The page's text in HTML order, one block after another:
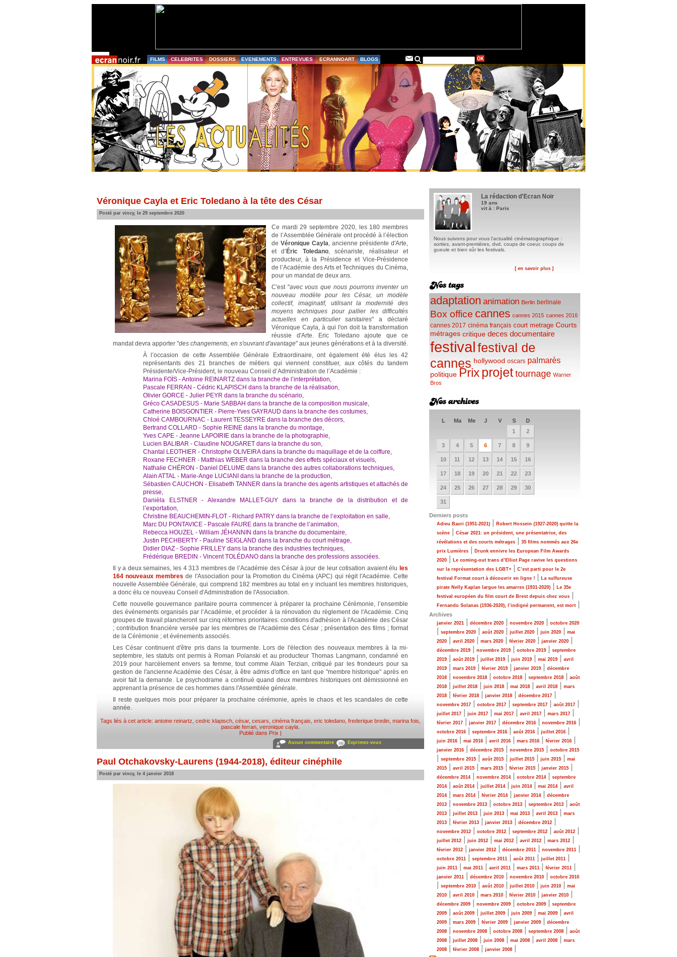
FILMS CELEBRITES DOSSIERS EVENEMENTS ENTREVUES ECRANNOART BLOGS
Véronique Cayla et Eric Toledano à la tête des César
Posté par vincy, le 29 septembre 2020
Ce mardi 29 septembre 2020, les 180 membres
de l’Assemblée Générale ont procédé à l’élection
de Véronique Cayla, ancienne présidente d'Arte,
et d’ Éric Toledano, scénariste, réalisateur et
producteur, à la Présidence et Vice-Présidence
de l’Académie des Arts et Techniques du Cinéma,
pour un mandat de deux ans.
C'est "avec vous que nous pourrons inventer un
nouveau modèle pour les César, un modèle
collectif, imaginatif, utilisant la modernité des
moyens techniques pour pallier les difficultés
actuelles en particulier sanitaires" a déclaré
Véronique Cayla, à qui l'on doit la transformation
réussie d'Arte. Eric Toledano ajoute que ce
mandat devra apporter "des changements, en s'ouvrant d'avantage" aux jeunes générations et à la diversité.
À l’occasion de cette Assemblée Générale Extraordinaire, ont également été élus les 42
représentants des 21 branches de métiers qui viennent constituer, aux côtés du tandem
Présidente/Vice-Président, le nouveau Conseil d’Administration de l’Académie :
Marina FOÏS - Antoine REINARTZ dans la branche de l’interprétation,
Pascale FERRAN - Cédric KLAPISCH dans la branche de la réalisation,
Olivier GORCE - Julier PEYR dans la branche du scénario,
Gréco CASADESUS - Marie SABBAH dans la branche de la composition musicale,
Catherine BOISGONTIER - Pierre-Yves GAYRAUD dans la branche des costumes,
Chloé CAMBOURNAC - Laurent TESSEYRE dans la branche des décors,
Bertrand COLLARD - Sophie REINE dans la branche du montage,
Yves CAPE - Jeanne LAPOIRIE dans la branche de la photographie,
Lucien BALIBAR - Claudine NOUGARET dans la branche du son,
Chantal LEOTHIER - Christophe OLIVEIRA dans la branche du maquillage et de la coiffure,
Roxane FECHNER - Matthias WEBER dans la branche des effets spéciaux et visuels,
Nathalie CHÉRON - Daniel DELUME dans la branche des autres collaborations techniques,
Alain ATTAL - Marie-Ange LUCIANI dans la branche de la production,
Sébastien CAUCHON - Elisabeth TANNER dans la branche des agents artistiques et attachés de
presse,
Danièla ELSTNER - Alexandre MALLET-GUY dans la branche de la distribution et de
l’exportation,
Christine BEAUCHEMIN-FLOT - Richard PATRY dans la branche de l’exploitation en salle,
Marc DU PONTAVICE - Pascale FAURE dans la branche de l’animation,
Rebecca HOUZEL - William JÉHANNIN dans la branche du documentaire,
Justin PECHBERTY - Pauline SEIGLAND dans la branche du court métrage,
Didier DIAZ - Sophie FRILLEY dans la branche des industries techniques,
Frédérique BREDIN - Vincent TOLÉDANO dans la branche des professions associées.
Il y a deux semaines, les 4 313 membres de l’Académie des César à jour de leur cotisation avaient élu les
164 nouveaux membres de l'Association pour la Promotion du Cinéma (APC) qui régit l'Académie. Cette
nouvelle Assemblée Générale, qui comprend 182 membres au total en y incluant les membres historiques,
a donc élu ce nouveau Conseil d'Administration de l'Association.
Cette nouvelle gouvernance paritaire pourra commencer à préparer la prochaine Cérémonie, l’ensemble
des événements organisés par l’Académie, et procéder à la rénovation du règlement de l'Académie. Cinq
groupes de travail plancheront sur cinq réformes prioritaires: conditions d'adhésion à l'Académie des César
; contribution financière versée par les membres de l'Académie des César ; présentation des films ; format
de la Cérémonie ; et événements associés.
Les César continuent d'être pris dans la tourmente. Lors de l'élection des nouveaux membres à la mi-
septembre, les statuts ont permis à Roman Polanski et au producteur Thomas Langmann, condamné en
2019 pour harcèlement envers sa femme, tout comme Alain Terzian, critiqué par les frondeurs pour sa
gestion de l'ancienne Académie des César, à être admis d'office en tant que "membre historique" après en
avoir fait la demande. Le psychodrame a continué quand deux membres historiques ont démissionné en
apprenant la présence de ces hommes dans l'Assemblée générale.
Il reste quelques mois pour préparer la prochaine cérémonie, après le chaos et les scandales de cette
année.
Tags liés à cet article: antoine reinartz cedric klapisch césar, cesars cinéma français eric toledano frederique bredin marina fois
pascale ferran veronique cayla
Publié dans Prix |
Aucun commentaire Exprimez-vous
Paul Otchakovsky-Laurens (1944-2018), éditeur cinéphile
Posté par vincy, le 4 janvier 2018
La rédaction d'Ecran Noir
19 ans
vit à : Paris
Nous suivons pour vous l'actualité cinématographique :
sorties, avant-premières, dvd, coups de coeur, coups de
gueule et bien sûr les festivals.
[ en savoir plus ]
adaptation animation Berlin berlinale
Box office cannes cannes 2015 cannes 2016
cannes 2017 cinéma français court metrage Courts
métrages critique deces documentaire
festivalfestival de
cannes hollywood oscars palmarès
politique Prixprojet tournage Warner
Bros
L Ma Me J V S
D
1
2
3 4 5 6 7 8 9
10 11 12 13 14 15 16
17 18 19 20 21 22 23
24 25 26 27 28 29 30
31
Derniers posts
Adieu Bacri (1951-2021)
Robert Hossein (1927-2020) quitte la
scène
César 2021: un président, une présentatrice, des
révélations et des courts métrages
35 films nommés aux 26e
prix Lumières
Drunk ennivre les European Film Awards
2020
Le coming-out trans d’Elliot Page ravive les questions
sur la représentation des LGBT+
C’est parti pour le 2e
festival Format court à découvrir en ligne !
La sulfureuse
pirate Nelly Kaplan largue les amarres (1931-2020)
Le 35e
festival européen du film court de Brest depuis chez vous
Fernando Solanas (1936-2020), l’indigné permanent, est mort
Archives
janvier 2021 décembre 2020 novembre 2020 octobre 2020
septembre 2020 août 2020 juillet 2020 juin 2020
mai
2020
avril 2020 mars 2020 février 2020 janvier 2020
décembre 2019 novembre 2019 octobre 2019
septembre
2019
août 2019 juillet 2019 juin 2019 mai 2019
avril
2019
mars 2019 février 2019 janvier 2019
décembre
2018
novembre 2018 octobre 2018 septembre 2018
août
2018
juillet 2018 juin 2018 mai 2018 avril 2018
mars
2018
février 2018 janvier 2018 décembre 2017
novembre 2017 octobre 2017 septembre 2017 août 2017
juillet 2017 juin 2017 mai 2017 avril 2017 mars 2017
février 2017 janvier 2017 décembre 2016 novembre 2016
octobre 2016 septembre 2016 août 2016 juillet 2016
juin 2016 mai 2016 avril 2016 mars 2016 février 2016
janvier 2016 décembre 2015 novembre 2015 octobre 2015
septembre 2015 août 2015 juillet 2015 juin 2015
mai
2015
avril 2015 mars 2015 février 2015 janvier 2015
décembre 2014 novembre 2014 octobre 2014
septembre
2014
août 2014 juillet 2014 juin 2014 mai 2014
avril
2014
mars 2014 février 2014 janvier 2014
décembre
2013
novembre 2013 octobre 2013 septembre 2013
août
2013
juillet 2013 juin 2013 mai 2013 avril 2013
mars
2013
février 2013 janvier 2013 décembre 2012
novembre 2012 octobre 2012 septembre 2012 août 2012
juillet 2012 juin 2012 mai 2012 avril 2012 mars 2012
février 2012 janvier 2012 décembre 2011 novembre 2011
octobre 2011 septembre 2011 août 2011 juillet 2011
juin 2011 mai 2011 avril 2011 mars 2011 février 2011
janvier 2011 décembre 2010 novembre 2010 octobre 2010
septembre 2010 août 2010 juillet 2010 juin 2010
mai
2010
avril 2010 mars 2010 février 2010 janvier 2010
décembre 2009 novembre 2009 octobre 2009
septembre
2009
août 2009 juillet 2009 juin 2009 mai 2009
avril
2009
mars 2009 février 2009 janvier 2009
décembre
2008
novembre 2008 octobre 2008 septembre 2008
août
2008
juillet 2008 juin 2008 mai 2008 avril 2008
mars
2008
février 2008 janvier 2008